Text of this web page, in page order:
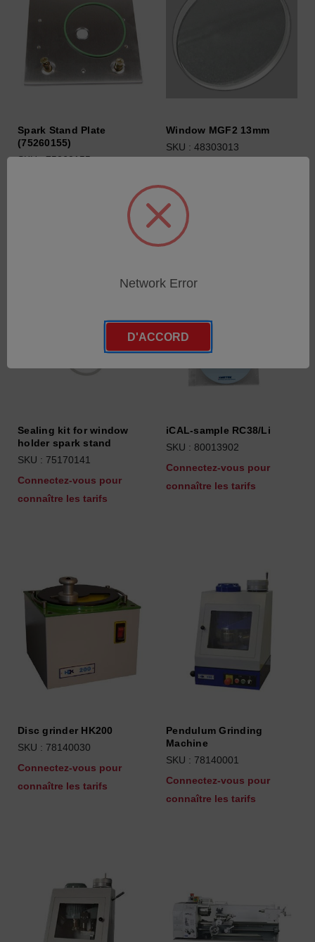
Spark Stand Plate
(75260155)
SKU : 75260155
Window MGF2 13mm
SKU : 48303013
connaître les tarifs
Sealing kit for window
holder spark stand
SKU : 75170141
Connectez-vous pour
connaître les tarifs
iCAL-sample RC38/Li
SKU : 80013902
Connectez-vous pour
connaître les tarifs
Disc grinder HK200
SKU : 78140030
Connectez-vous pour
connaître les tarifs
Pendulum Grinding
Machine
SKU : 78140001
Connectez-vous pour
connaître les tarifs
Network Error
D'ACCORD